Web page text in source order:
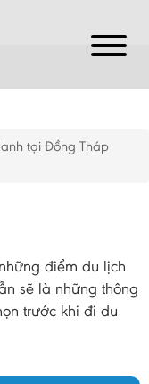
tại Đồng Tháp
điểm du lịch
sẽ là những thông
trước khi đi du